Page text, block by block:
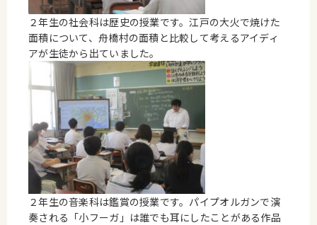
２年生の社会科は歴史の授業です。江戸の大火で焼けた
面積について、舟橋村の面積と比較して考えるアイディ
アが生徒から出ていました。
２年生の音楽科は鑑賞の授業です。パイプオルガンで演
奏される「小フーガ」は誰でも耳にしたことがある作品